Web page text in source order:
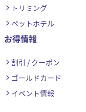
トリミング
ペットホテル
お得情報
割引 / クーポン
ゴールドカード
イベント情報